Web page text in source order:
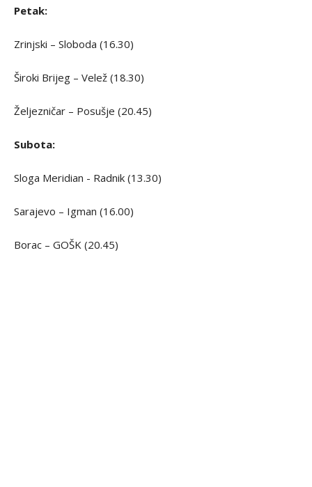
Petak:
Zrinjski – Sloboda (16.30)
Široki Brijeg – Velež (18.30)
Željezničar – Posušje (20.45)
Subota:
Sloga Meridian - Radnik (13.30)
Sarajevo – Igman (16.00)
Borac – GOŠK (20.45)